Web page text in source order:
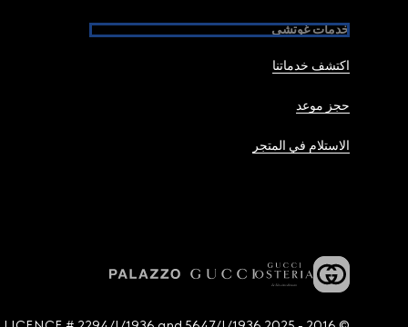
خدمات غوتشي
اكتشف خدماتنا
حجز موعد
الاستلام في المتجر